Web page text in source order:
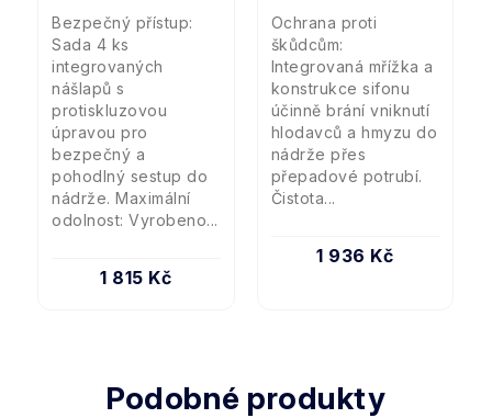
1 815 Kč
Bezpečný přístup:
Sada 4 ks
integrovaných
nášlapů s
protiskluzovou
úpravou pro
bezpečný a
pohodlný sestup do
nádrže. Maximální
odolnost: Vyrobeno...
1 936 Kč
Ochrana proti
škůdcům:
Integrovaná mřížka a
konstrukce sifonu
účinně brání vniknutí
hlodavců a hmyzu do
nádrže přes
přepadové potrubí.
Čistota...
Podobné produkty